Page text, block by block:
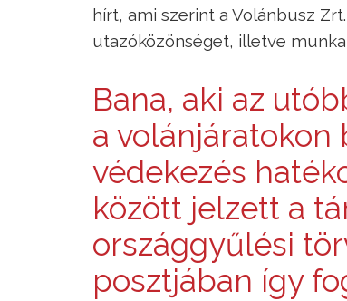
hírt, ami szerint a Volánbusz
utazóközönséget, illetve
Bana, aki az
a volánjáratokon
védekezés
között jelzett a
országgyűlési
posztjában így